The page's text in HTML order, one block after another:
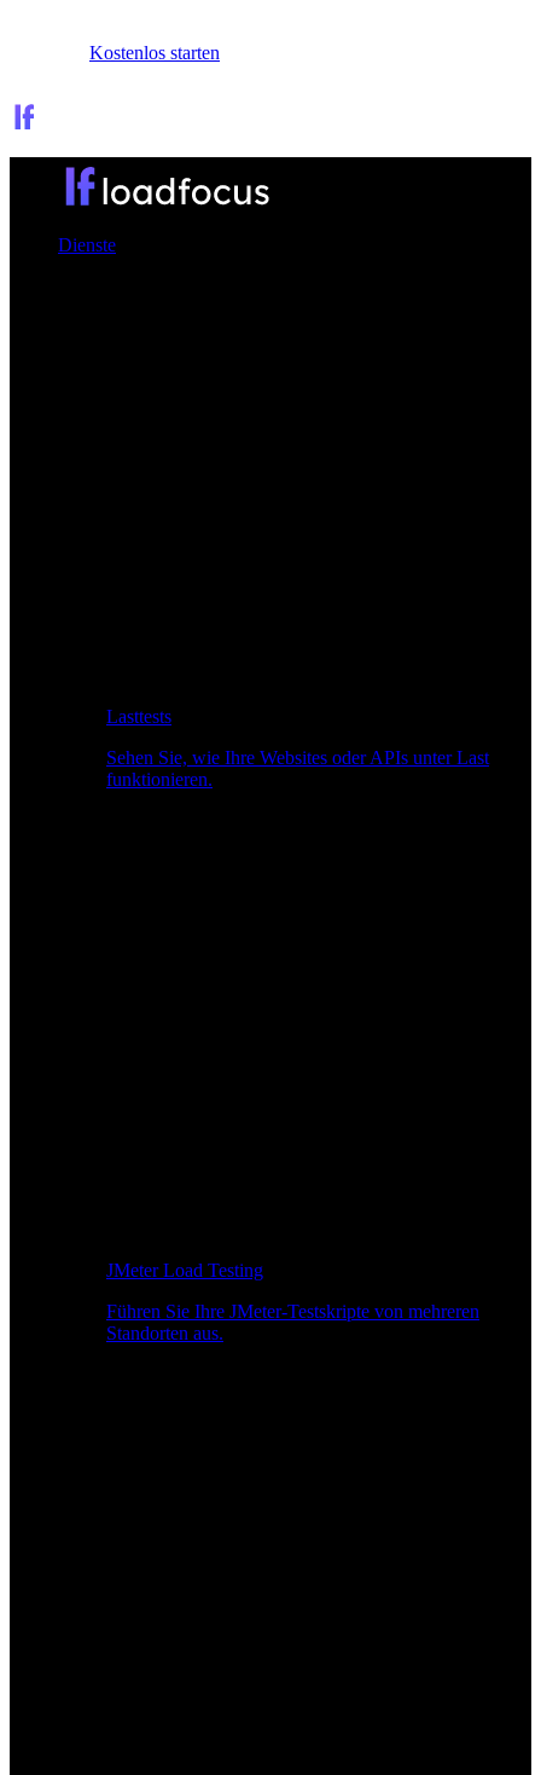
Kostenlos starten
Dienste
Lasttests
Sehen Sie, wie Ihre Websites oder APIs unter Last
funktionieren.
JMeter Load Testing
Führen Sie Ihre JMeter-Testskripte von mehreren
Standorten aus.